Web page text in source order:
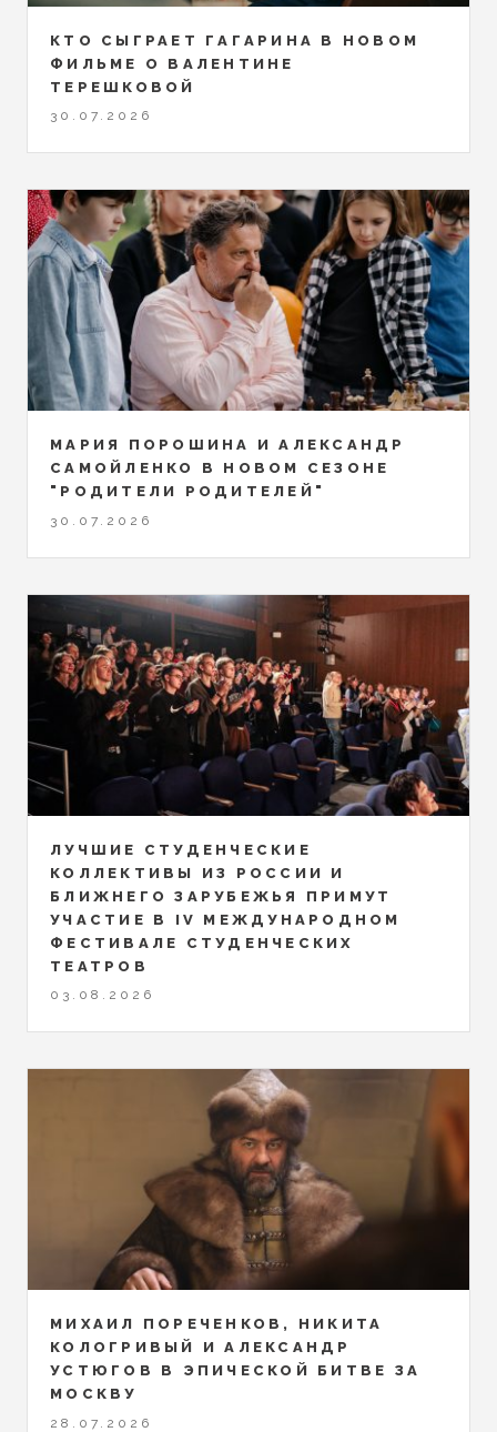
КТО СЫГРАЕТ ГАГАРИНА В НОВОМ
ФИЛЬМЕ О ВАЛЕНТИНЕ
ТЕРЕШКОВОЙ
30.07.2026
МАРИЯ ПОРОШИНА И АЛЕКСАНДР
САМОЙЛЕНКО В НОВОМ СЕЗОНЕ
"РОДИТЕЛИ РОДИТЕЛЕЙ"
30.07.2026
ЛУЧШИЕ СТУДЕНЧЕСКИЕ
КОЛЛЕКТИВЫ ИЗ РОССИИ И
БЛИЖНЕГО ЗАРУБЕЖЬЯ ПРИМУТ
УЧАСТИЕ В IV МЕЖДУНАРОДНОМ
ФЕСТИВАЛЕ СТУДЕНЧЕСКИХ
ТЕАТРОВ
03.08.2026
МИХАИЛ ПОРЕЧЕНКОВ, НИКИТА
КОЛОГРИВЫЙ И АЛЕКСАНДР
УСТЮГОВ В ЭПИЧЕСКОЙ БИТВЕ ЗА
МОСКВУ
28.07.2026